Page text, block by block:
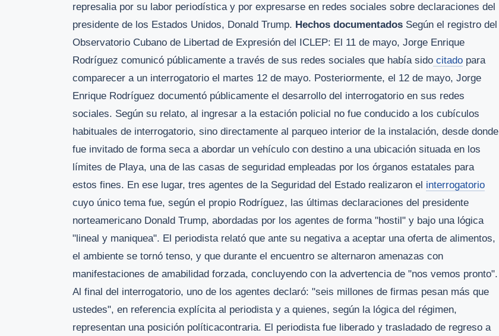
represalia por su labor periodística y por expresarse en redes sociales sobre declaraciones del
presidente de los Estados Unidos, Donald Trump. Hechos documentados Según el registro del
Observatorio Cubano de Libertad de Expresión del ICLEP: El 11 de mayo, Jorge Enrique
Rodríguez comunicó públicamente a través de sus redes sociales que había sido citado para
comparecer a un interrogatorio el martes 12 de mayo. Posteriormente, el 12 de mayo, Jorge
Enrique Rodríguez documentó públicamente el desarrollo del interrogatorio en sus redes
sociales. Según su relato, al ingresar a la estación policial no fue conducido a los cubículos
habituales de interrogatorio, sino directamente al parqueo interior de la instalación, desde donde
fue invitado de forma seca a abordar un vehículo con destino a una ubicación situada en los
límites de Playa, una de las casas de seguridad empleadas por los órganos estatales para
estos fines. En ese lugar, tres agentes de la Seguridad del Estado realizaron el interrogatorio
cuyo único tema fue, según el propio Rodríguez, las últimas declaraciones del presidente
norteamericano Donald Trump, abordadas por los agentes de forma "hostil" y bajo una lógica
"lineal y maniquea". El periodista relató que ante su negativa a aceptar una oferta de alimentos,
el ambiente se tornó tenso, y que durante el encuentro se alternaron amenazas con
manifestaciones de amabilidad forzada, concluyendo con la advertencia de "nos vemos pronto".
Al final del interrogatorio, uno de los agentes declaró: "seis millones de firmas pesan más que
ustedes", en referencia explícita al periodista y a quienes, según la lógica del régimen,
representan una posición políticacontraria. El periodista fue liberado y trasladado de regreso a